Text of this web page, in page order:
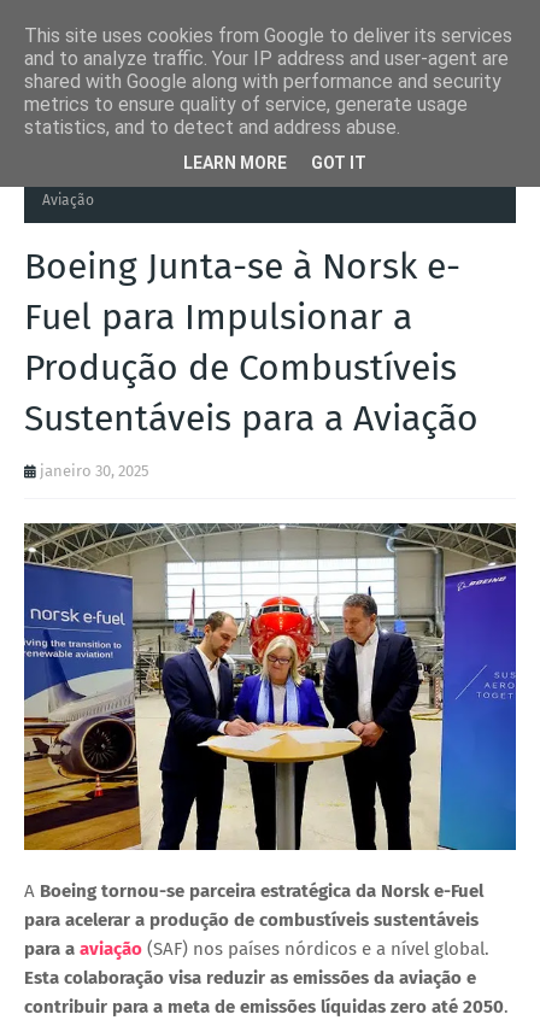
Autoads.pt
Boeing Junta-se à Norsk e-Fuel para
Aviação
Boeing Junta-se à Norsk e-
Fuel para Impulsionar a
Produção de Combustíveis
Sustentáveis para a Aviação
janeiro 30, 2025
A Boeing tornou-se parceira estratégica da Norsk e-Fuel
para acelerar a produção de combustíveis sustentáveis
para a aviação (SAF) nos países nórdicos e a nível global.
Esta colaboração visa reduzir as emissões da aviação e
contribuir para a meta de emissões líquidas zero até 2050.
This site uses cookies from Google to deliver its services
and to analyze traffic. Your IP address and user-agent are
shared with Google along with performance and security
metrics to ensure quality of service, generate usage
statistics, and to detect and address abuse.
LEARN MORE GOT IT